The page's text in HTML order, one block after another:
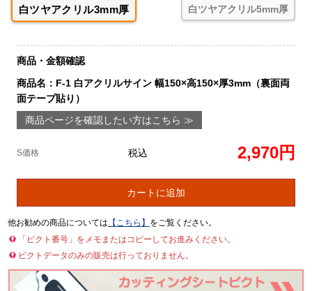
白ツヤアクリル3mm厚 白ツヤアクリル5mm厚
商品・金額確認
商品名：F-1 白アクリルサイン 幅150×高150×厚3mm（裏面両
面テープ貼り）
商品ページを確認したい方はこちら ≫
S価格 税込 2,970円
カートに追加
他お勧めの商品については 【こちら】 をご覧ください。
「ピクト番号」をメモまたはコピーしてお進みください。
ピクトデータのみの販売は行っておりません。